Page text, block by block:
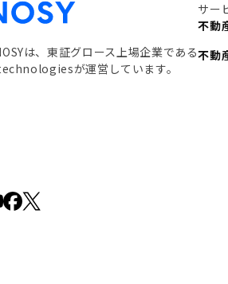
は、東証グロース上場企業である
が運営しています。
サー
不動
不動